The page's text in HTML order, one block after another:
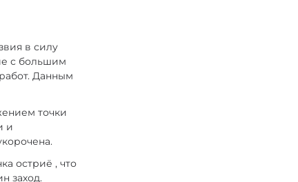
в силу
с большим
Данным
точки
и
остриё , что
заход.